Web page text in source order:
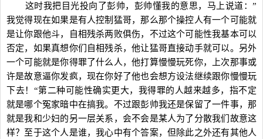
这时我把目光投向了彭帅，彭帅懂我的意思，马上说道：”
我觉得现在如果是有人控制猛哥，那么那个操控人有一个可能就
是让你跟他斗，自相残杀两败俱伤，不过这个可能性我基本可以
否定，如果真想你们自相残杀，他让猛哥直接动手就可以。另外
一个可能就是你得罪了什么人，他打算慢慢玩死你，上次那事或
许是故意逼你发疯，现在你好了他也会想方设法继续跟你慢慢玩
下去！“第二种可能性确实更大，我得罪的人越来越多，指不定
就是哪个冤家暗中在搞我。不过跟彭帅我还是保留了一件事，那
就是我和少妇的另一层关系，会不会是某人为了分散我们故意这
样？至于这个人是谁，我心中有个答案，但除此之外还有其他人